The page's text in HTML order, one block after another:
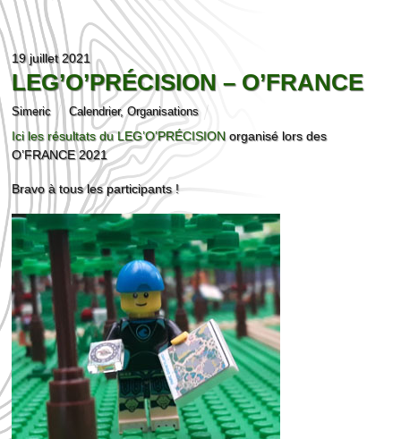
19 juillet 2021
LEG’O’PRÉCISION – O’FRANCE
Simeric Calendrier,Organisations
Ici les résultats du LEG’O’PRÉCISIONorganisé lors des
O’FRANCE 2021
Bravo à tous les participants !